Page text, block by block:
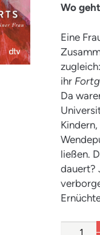
Wo
Eine
ihr
Da
ließen.
dauert?
Anzahl